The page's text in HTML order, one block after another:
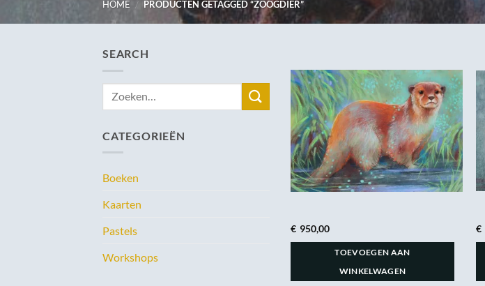
HOME / PRODUCTEN GETAGGED “ZOOGDIER”
SEARCH
Zoeken
CATEGORIEËN
Boeken
Kaarten
Pastels
Workshops
€ 950,00
TOEVOEGEN AAN
WINKELWAGEN
€